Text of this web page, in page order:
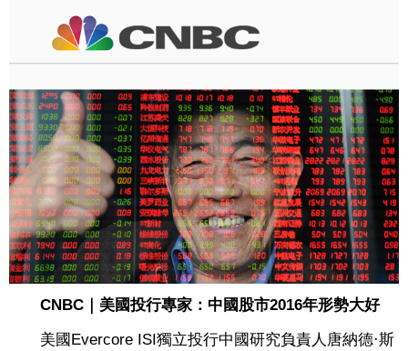
CNBC｜美國投行專家：中國股市2016年形勢大好
美國Evercore ISI獨立投行中國研究負責人唐納德·斯